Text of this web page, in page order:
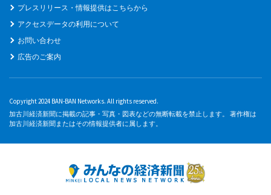
プレスリリース・情報提供はこちらから
アクセスデータの利用について
お問い合わせ
広告のご案内
Copyright 2024 BAN-BAN Networks. All rights reserved.
加古川経済新聞に掲載の記事・写真・図表などの無断転載を禁止します。 著作権は
加古川経済新聞またはその情報提供者に属します。